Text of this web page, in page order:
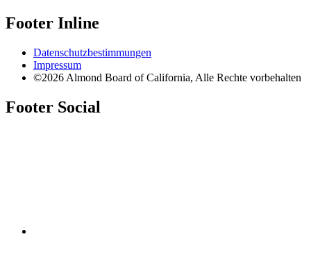
Footer Inline
Datenschutzbestimmungen
Impressum
©2026 Almond Board of California, Alle Rechte vorbehalten
Footer Social